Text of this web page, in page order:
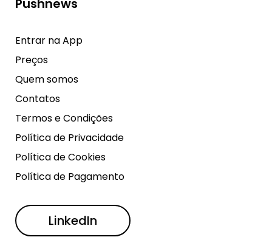
Pushnews
Entrar na App
Preços
Quem somos
Contatos
Termos e Condições
Política de Privacidade
Política de Cookies
Política de Pagamento
LinkedIn